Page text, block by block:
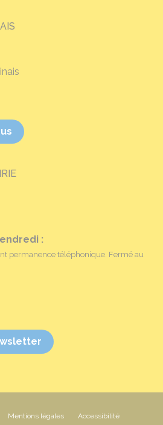
:
permanence téléphonique. Fermé au
Mentions légales Accessibilité